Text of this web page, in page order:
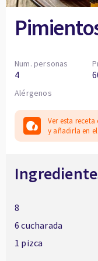
Num. personas
4
Alérgenos
Ver esta
y añadirla en
8
6 cucharada
1 pizca